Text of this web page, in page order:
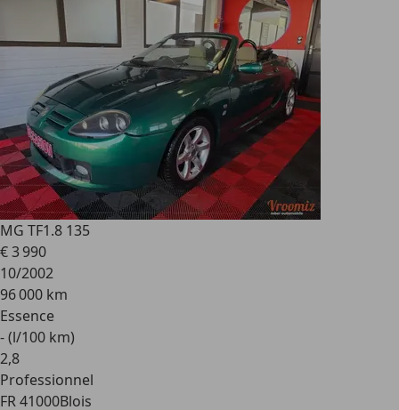
MG TF1.8 135
€ 3 990
10/2002
96 000 km
Essence
- (l/100 km)
2,8
Professionnel
FR 41000Blois